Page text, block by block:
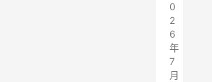
0
2
6
年
7
月